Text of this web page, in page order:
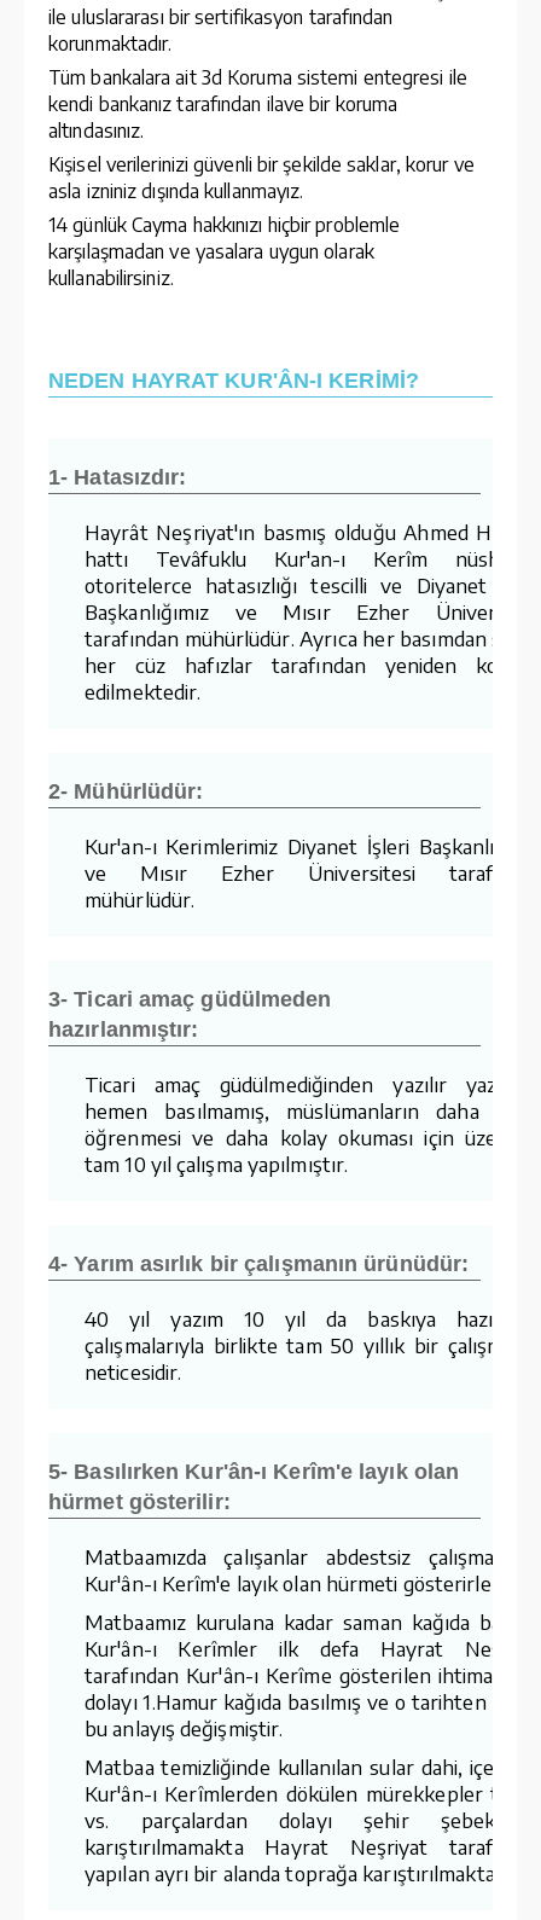
ile uluslararası bir sertifikasyon tarafından
korunmaktadır.
Tüm bankalara ait 3d Koruma sistemi entegresi ile
kendi bankanız tarafından ilave bir koruma
altındasınız.
Kişisel verilerinizi güvenli bir şekilde saklar, korur ve
asla izniniz dışında kullanmayız.
14 günlük Cayma hakkınızı hiçbir problemle
karşılaşmadan ve yasalara uygun olarak
kullanabilirsiniz.
NEDEN HAYRAT KUR'ÂN-I KERİMİ?
1- Hatasızdır:
Hayrât Neşriyat'ın basmış olduğu Ahmed
hattı Tevâfuklu Kur'an-ı Kerîm
otoritelerce hatasızlığı tescilli ve Diyanet
Başkanlığımız ve Mısır Ezher
tarafından mühürlüdür. Ayrıca her basımdan
her cüz hafızlar tarafından yeniden
edilmektedir.
2- Mühürlüdür:
Kur'an-ı Kerimlerimiz Diyanet İşleri
ve Mısır Ezher Üniversitesi
mühürlüdür.
3- Ticari amaç güdülmeden
hazırlanmıştır:
Ticari amaç güdülmediğinden yazılır
hemen basılmamış, müslümanların daha
öğrenmesi ve daha kolay okuması için
tam 10 yıl çalışma yapılmıştır.
4- Yarım asırlık bir çalışmanın ürünüdür:
40 yıl yazım 10 yıl da baskıya
çalışmalarıyla birlikte tam 50 yıllık bir
neticesidir.
5- Basılırken Kur'ân-ı Kerîm'e layık olan
hürmet gösterilir:
Matbaamızda çalışanlar abdestsiz çalışmaz
Kur'ân-ı Kerîm'e layık olan hürmeti gösterirler.
Matbaamız kurulana kadar saman kağıda
Kur'ân-ı Kerîmler ilk defa Hayrat
tarafından Kur'ân-ı Kerîme gösterilen
dolayı 1.Hamur kağıda basılmış ve o tarihten
bu anlayış değişmiştir.
Matbaa temizliğinde kullanılan sular dahi,
Kur'ân-ı Kerîmlerden dökülen mürekkepler
vs. parçalardan dolayı şehir
karıştırılmamakta Hayrat Neşriyat
yapılan ayrı bir alanda toprağa karıştırılmaktadır.